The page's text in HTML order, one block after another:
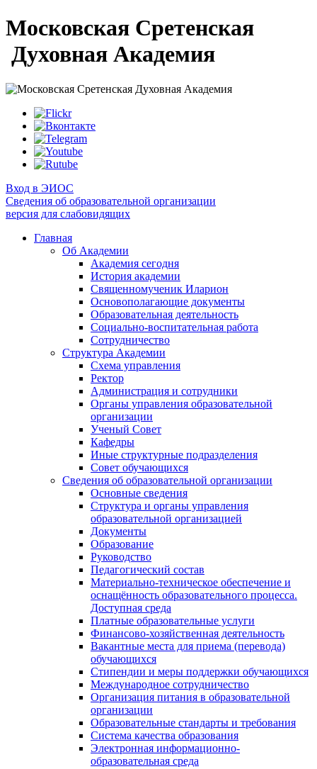
Московская Сретенская
Духовная Академия
Вход в ЭИОС
Сведения об образовательной организации
версия для слабовидящих
Главная
Об Академии
Академия сегодня
История академии
Священномученик Иларион
Основополагающие документы
Образовательная деятельность
Социально-воспитательная работа
Сотрудничество
Структура Академии
Схема управления
Ректор
Администрация и сотрудники
Органы управления образовательной
организации
Ученый Совет
Кафедры
Иные структурные подразделения
Совет обучающихся
Сведения об образовательной организации
Основные сведения
Структура и органы управления
образовательной организацией
Документы
Образование
Руководство
Педагогический состав
Материально-техническое обеспечение и
оснащённость образовательного процесса.
Доступная среда
Платные образовательные услуги
Финансово-хозяйственная деятельность
Вакантные места для приема (перевода)
обучающихся
Стипендии и меры поддержки обучающихся
Международное сотрудничество
Организация питания в образовательной
организации
Образовательные стандарты и требования
Система качества образования
Электронная информационно-
образовательная среда